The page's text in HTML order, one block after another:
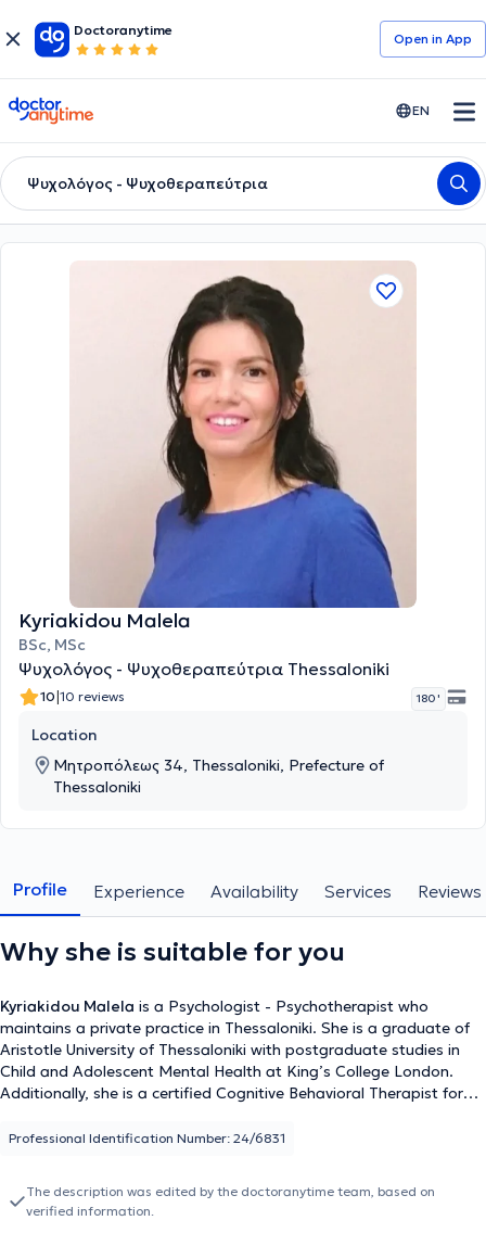
Doctoranytime
Open in Αpp
doctoranytime EN
Ψυχολόγος - Ψυχοθεραπεύτρια
Kyriakidou Malela
BSc, MSc
Ψυχολόγος - Ψυχοθεραπεύτρια Thessaloniki
10|10 reviews 180 '
Location
Μητροπόλεως 34, Thessaloniki, Prefecture of
Thessaloniki
Profile Experience Availability Services Reviews
Why she is suitable for you
Kyriakidou Malela is a Psychologist - Psychotherapist who
maintains a private practice in Thessaloniki. She is a graduate of
Aristotle University of Thessaloniki with postgraduate studies in
Child and Adolescent Mental Health at King’s College London.
Additionally, she is a certified Cognitive Behavioral Therapist for
Behavioral and Cognitive Therapies. Beyond her basic education,
mental health concerning all age groups and various difficulties.
Simultaneously, she continues her training in specialized areas such
Professional Identification Number: 24/6831
The description was edited by the doctoranytime team, based on
verified information.